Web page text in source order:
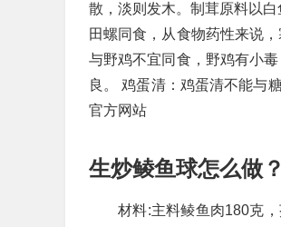
散，淡则发木。制茸原料以
田螺同食，从食物药性来说
与野鸡不宜同食，野鸡有小
良。 鸡蛋清：鸡蛋清不能与
官方网站
生炒鲮鱼球怎么做？
材料:主料鲮鱼肉180克